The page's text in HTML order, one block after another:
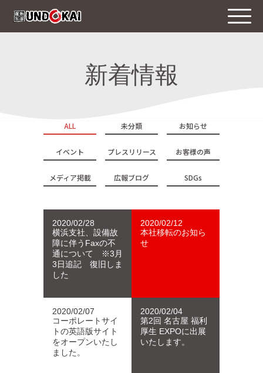
新着情報
ALL 未分類 お知らせ
イベント プレスリリース お客様の声
メディア掲載 広報ブログ SDGs
2020/02/28
横浜支社、設備故
障に伴うFaxの不
通について ※3月
3日追記 復旧しま
した
2020/02/12
本社移転のお知ら
せ
2020/02/07
コーポレートサイ
トの英語版サイト
をオープンいたし
ました。
2020/02/04
第2回 名古屋 福利
厚生 EXPOに出展
いたします。